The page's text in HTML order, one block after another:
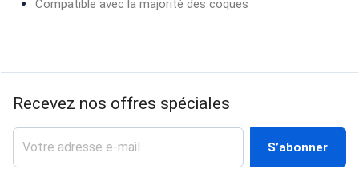
Compatible avec la majorité des coques
Recevez nos offres spéciales